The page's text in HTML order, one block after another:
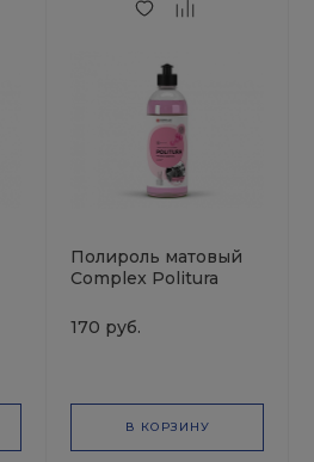
Полироль матовый
Complex Politura
пул VORTEX
170 руб.
В КОРЗИНУ